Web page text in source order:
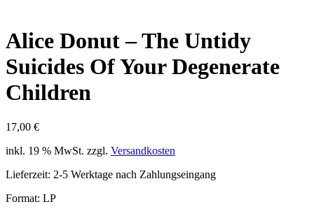
Alice Donut ‎– The Untidy
Suicides Of Your Degenerate
Children
17,00 €
inkl. 19 % MwSt. zzgl. Versandkosten
Lieferzeit: 2-5 Werktage nach Zahlungseingang
Format: LP